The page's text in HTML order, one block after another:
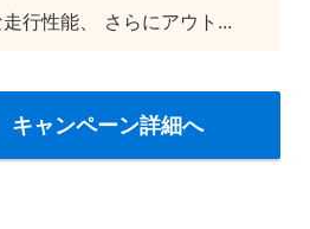
行性能、 さらにアウト...
キャンペーン詳細へ